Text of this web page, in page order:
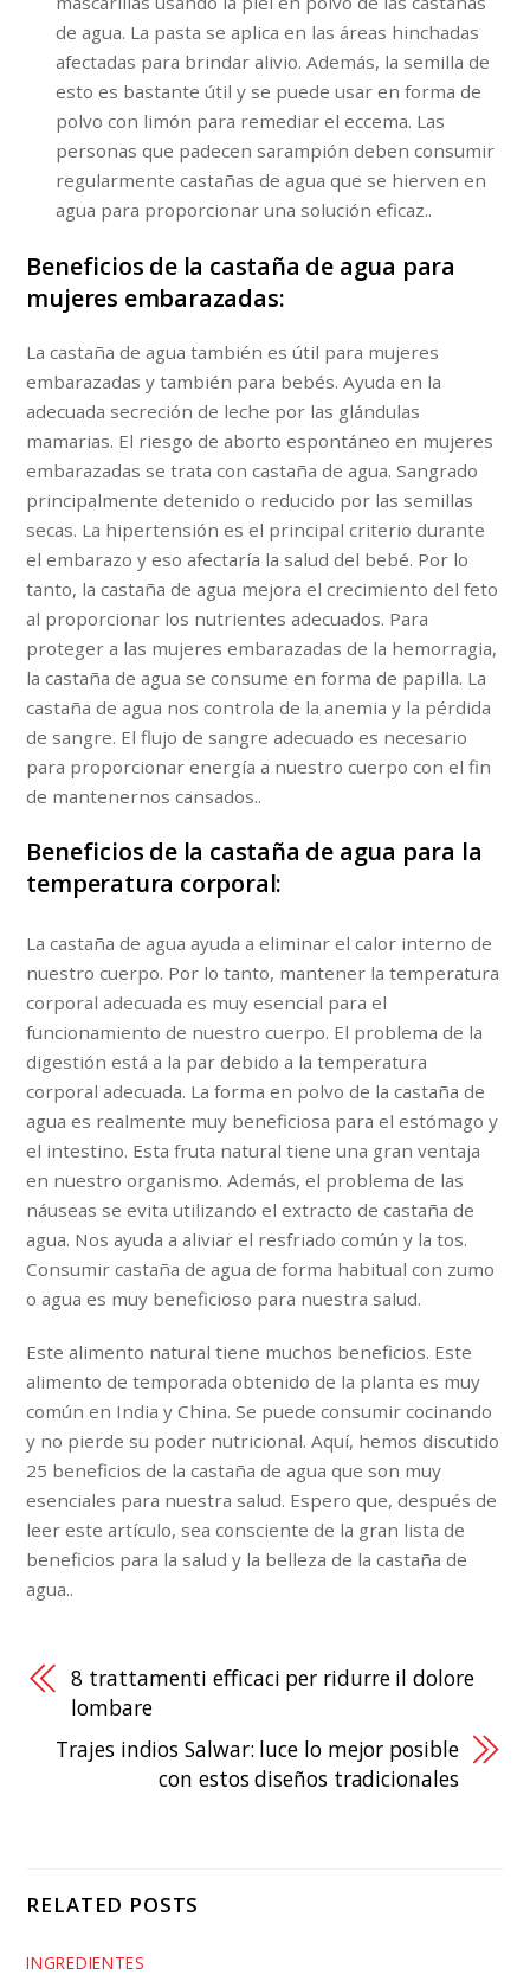
de agua. La pasta se aplica en las áreas hinchadas
afectadas para brindar alivio. Además, la semilla de
esto es bastante útil y se puede usar en forma de
polvo con limón para remediar el eccema. Las
personas que padecen sarampión deben consumir
regularmente castañas de agua que se hierven en
agua para proporcionar una solución eficaz..
Beneficios de la castaña de agua para
mujeres embarazadas:
La castaña de agua también es útil para mujeres
embarazadas y también para bebés. Ayuda en la
adecuada secreción de leche por las glándulas
mamarias. El riesgo de aborto espontáneo en mujeres
embarazadas se trata con castaña de agua. Sangrado
principalmente detenido o reducido por las semillas
secas. La hipertensión es el principal criterio durante
el embarazo y eso afectaría la salud del bebé. Por lo
tanto, la castaña de agua mejora el crecimiento del feto
al proporcionar los nutrientes adecuados. Para
proteger a las mujeres embarazadas de la hemorragia,
la castaña de agua se consume en forma de papilla. La
castaña de agua nos controla de la anemia y la pérdida
de sangre. El flujo de sangre adecuado es necesario
para proporcionar energía a nuestro cuerpo con el fin
de mantenernos cansados..
Beneficios de la castaña de agua para la
temperatura corporal:
La castaña de agua ayuda a eliminar el calor interno de
nuestro cuerpo. Por lo tanto, mantener la temperatura
corporal adecuada es muy esencial para el
funcionamiento de nuestro cuerpo. El problema de la
digestión está a la par debido a la temperatura
corporal adecuada. La forma en polvo de la castaña de
agua es realmente muy beneficiosa para el estómago y
el intestino. Esta fruta natural tiene una gran ventaja
en nuestro organismo. Además, el problema de las
náuseas se evita utilizando el extracto de castaña de
agua. Nos ayuda a aliviar el resfriado común y la tos.
Consumir castaña de agua de forma habitual con zumo
o agua es muy beneficioso para nuestra salud.
Este alimento natural tiene muchos beneficios. Este
alimento de temporada obtenido de la planta es muy
común en India y China. Se puede consumir cocinando
y no pierde su poder nutricional. Aquí, hemos discutido
25 beneficios de la castaña de agua que son muy
esenciales para nuestra salud. Espero que, después de
leer este artículo, sea consciente de la gran lista de
beneficios para la salud y la belleza de la castaña de
agua..
8 trattamenti efficaci per ridurre il dolore
lombare
Trajes indios Salwar: luce lo mejor posible
con estos diseños tradicionales
RELATED POSTS
INGREDIENTES